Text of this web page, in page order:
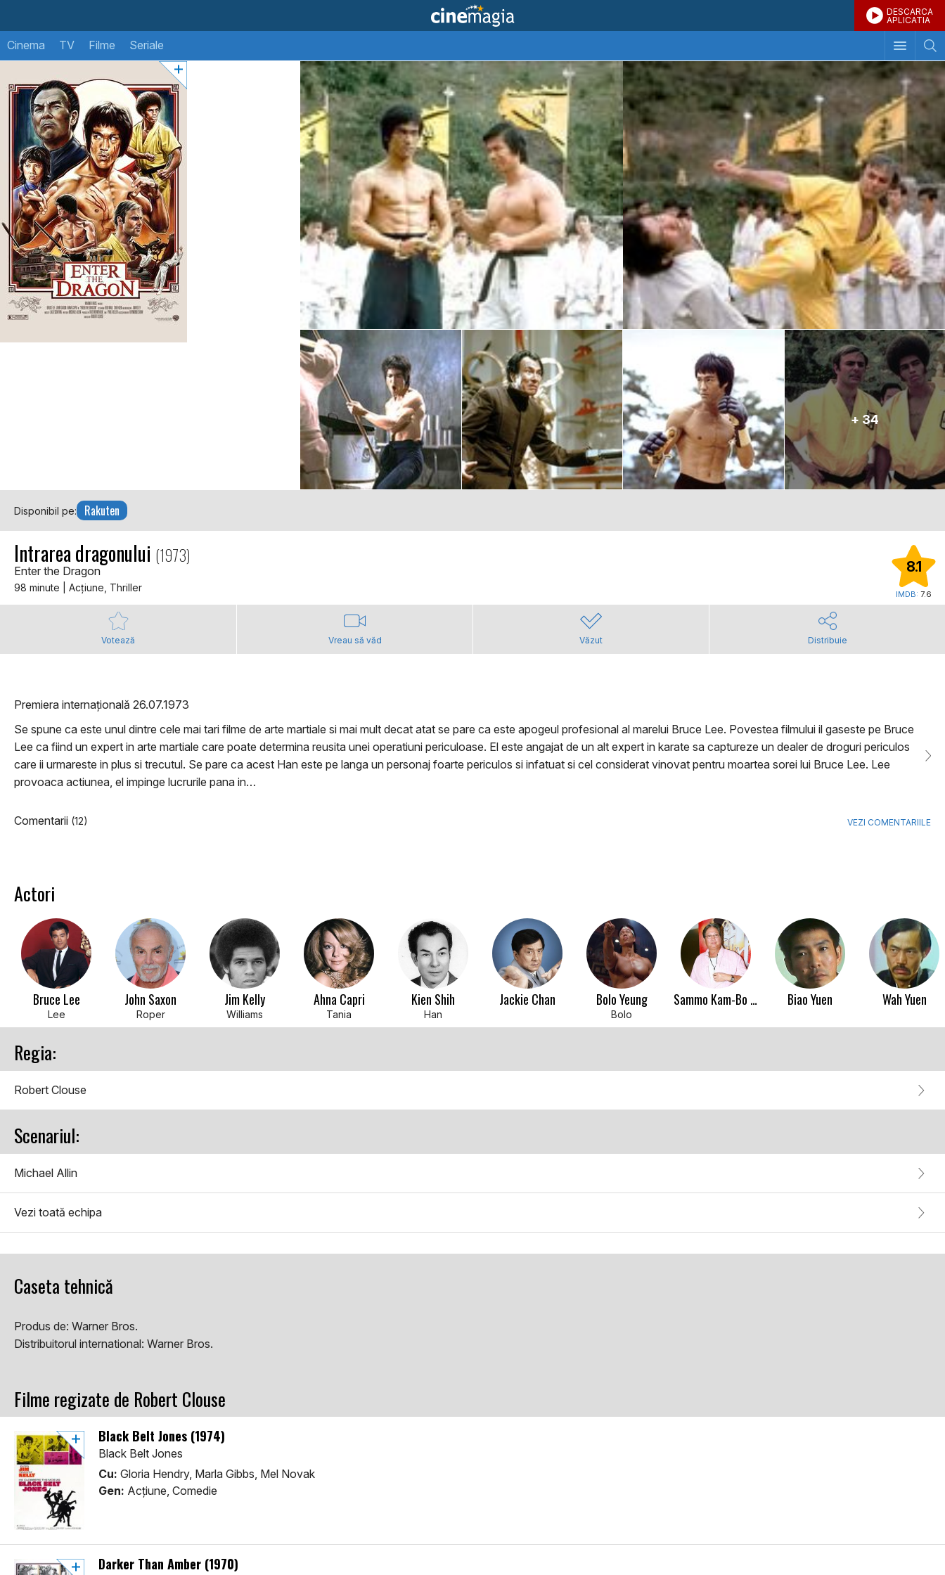
DESCARCA
APLICATIA
Cinema TV Filme Seriale
+ 34
Disponibil pe: Rakuten
Intrarea dragonului (1973)
Enter the Dragon
98 minute | Acţiune, Thriller
8.1
IMDB: 7.6
Votează Vreau să văd Văzut Distribuie
Premiera internațională 26.07.1973
Se spune ca este unul dintre cele mai tari filme de arte martiale si mai mult decat atat se pare ca este apogeul profesional al marelui Bruce Lee. Povestea filmului il gaseste pe Bruce
Lee ca fiind un expert in arte martiale care poate determina reusita unei operatiuni periculoase. El este angajat de un alt expert in karate sa captureze un dealer de droguri periculos
care ii urmareste in plus si trecutul. Se pare ca acest Han este pe langa un personaj foarte periculos si infatuat si cel considerat vinovat pentru moartea sorei lui Bruce Lee. Lee
provoaca actiunea, el impinge lucrurile pana in…
Comentarii (12) VEZI COMENTARIILE
Actori
Bruce Lee
Lee
John Saxon
Roper
Jim Kelly
Williams
Ahna Capri
Tania
Kien Shih
Han
Jackie Chan Bolo Yeung
Bolo
Sammo Kam-Bo Hung Biao Yuen Wah Yuen
Regia:
Robert Clouse
Scenariul:
Michael Allin
Vezi toată echipa
Caseta tehnică
Produs de: Warner Bros.
Distribuitorul international: Warner Bros.
Filme regizate de Robert Clouse
Black Belt Jones (1974)
Black Belt Jones
Cu: Gloria Hendry, Marla Gibbs, Mel Novak
Gen: Acţiune, Comedie
Darker Than Amber (1970)